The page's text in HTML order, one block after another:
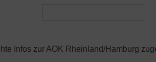
Infos zur AOK Rheinland/Hamburg